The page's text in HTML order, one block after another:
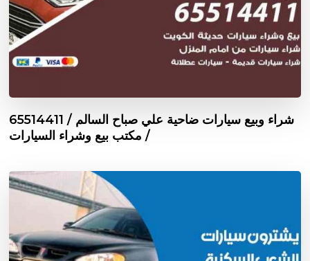
شراء وبيع سيارات ضاحية علي صباح السالم / 65514411
/ مكتب بيع وشراء السيارات